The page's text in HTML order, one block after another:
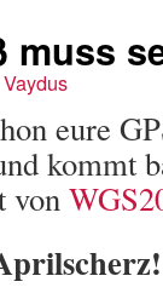
muss
Vaydus
eure
kommt
von